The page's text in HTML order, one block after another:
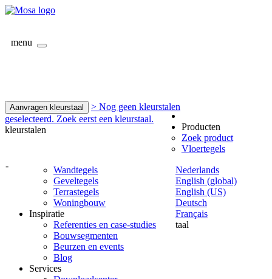
menu
Aanvragen kleurstaal
> Nog geen kleurstalen
geselecteerd. Zoek eerst een kleurstaal.
kleurstalen
-
Nederlands
English (global)
English (US)
Deutsch
Français
taal
Producten
Zoek product
Vloertegels
Wandtegels
Geveltegels
Terrastegels
Woningbouw
Inspiratie
Referenties en case-studies
Bouwsegmenten
Beurzen en events
Blog
Services